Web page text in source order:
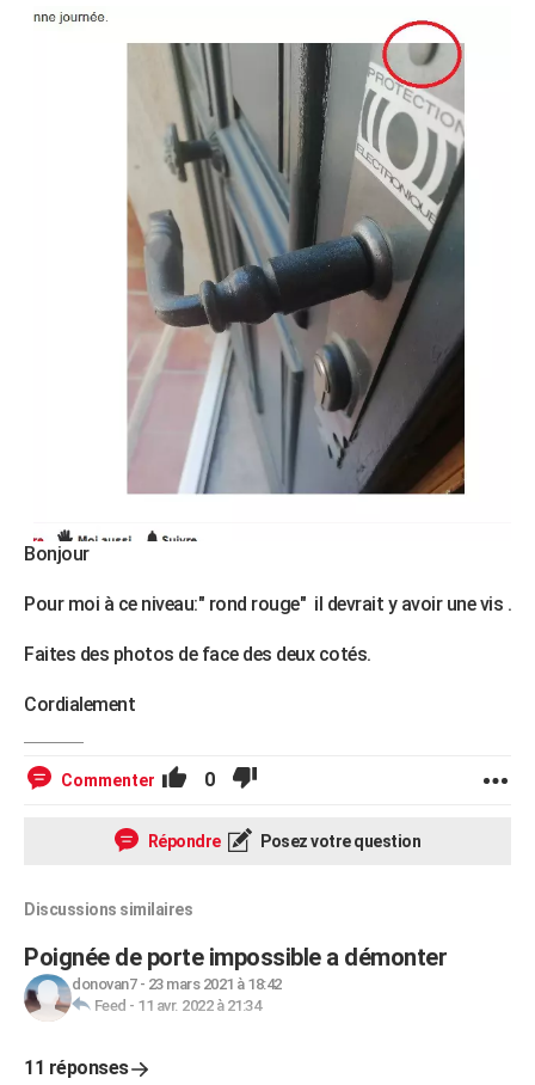
Bonjour
Pour moi à ce niveau:" rond rouge" il devrait y avoir une vis .
Faites des photos de face des deux cotés.
Cordialement
Commenter 0
Répondre Posez votre question
Discussions similaires
Poignée de porte impossible a démonter
donovan7- 23 mars 2021 à 18:42
Feed - 11 avr. 2022 à 21:34
11 réponses